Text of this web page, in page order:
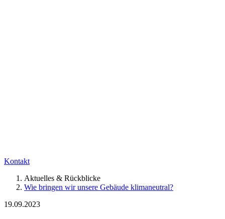
Kontakt
Aktuelles & Rückblicke
Wie bringen wir unsere Gebäude klimaneutral?
19.09.2023